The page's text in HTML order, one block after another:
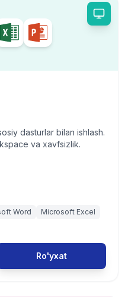
dasturlar bilan ishlash.
va xavfsizlik.
Word
Microsoft Excel
Ro'yxat